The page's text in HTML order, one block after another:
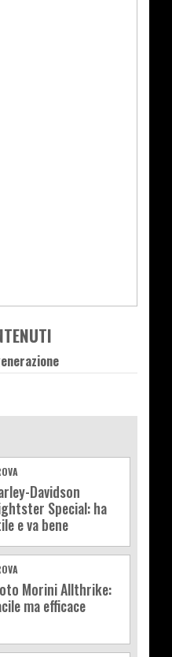
Davidson
Special: ha
e va bene
Morini Allthrike:
ma efficace